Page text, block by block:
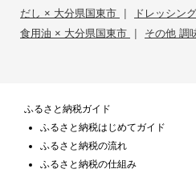
だし × 大分県国東市 | ドレッシン
食用油 × 大分県国東市 | その他 調
ふるさと納税ガイド
ふるさと納税はじめてガイド
ふるさと納税の流れ
ふるさと納税の仕組み